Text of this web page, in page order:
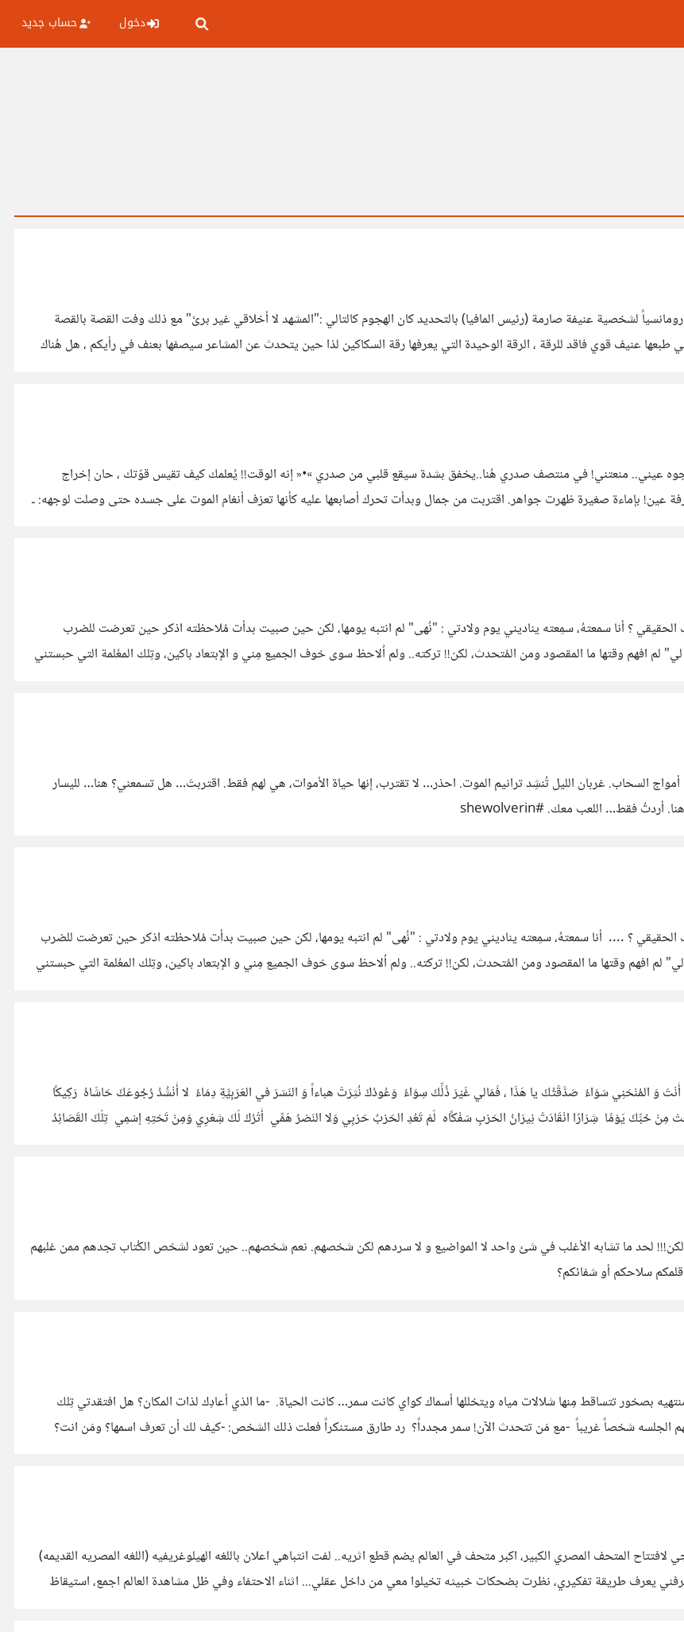
دخول حساب جديد
لشخصية عنيفة صارمة (رئيس المافيا) بالتحديد كان الهجوم كالتالي :"المشهد لا أخلاقي غير برئ" مع ذلك وفت القصة بالقصة
عنيف قوي فاقد للرقة ، الرقة الوحيدة التي يعرفها رقة السكاكين لذا حين يتحدث عن المشاعر سيصفها بعنف في رأيكم ، هل هُناك
طويل الليل ، طويل حد الغياب كلما حاولت النوم للهروب اجتاحت الوجوه عيني.. منعتني! في منتصف صدري هُنا..يخفق بشدة سيقع قلبي من صدري »•« إنه الوقت!! يُعلمك كيف تقيس قوّتك ، حان إخراج
الجانب الآخر ، فتقَّبله... من العجيب كيف تتغير شخصيات نُهى في طرفة عين! بإماءة صغيرة ظهرت جواهر. اقتربت من جمال وبدأت تحرك أصابعها عليه كأنها تعزف أنغام الموت على جسده حتى وصلت لوجهه: ـ
؟ أنا سمعتهُ، سمِعته يناديني يوم ولادتي : "نُهى" لم انتبه يومها، لكن حين صبيت بدأت مُلاحظته اذكر حين تعرضت للضرب
لم افهم وقتها ما المقصود ومن المُتحدث، لكن!! تركته.. ولم اُلاحظ سوى خوف الجميع مِني و الإبتعاد باكين، وتِلك المعُلمة التي حبستني
في ليلةٍ كعهدها، الظلام كاحل، الرياح ساكنة، وشبحُ الظلال يتحرك بين أمواج السحاب. غربان الليل تُنشِد ترانيم الموت. احذر… لا تقترب، إنها حياة الأموات، هي لهم فقط. اقتربتَ… هل تسمعني؟ هنا… لليسار
هل سمِعت صوتك يوماً ؟ لا أقصد صوتك الداخلي، ضميرك! لكن صوتك الحقيقي ؟ .... أنا سمعتهُ، سمِعته يناديني يوم ولادتي : "نُهى" لم انتبه يومها، لكن حين صبيت بدأت مُلاحظته اذكر حين تعرضت للضرب
العنيف من زملاء المرحلة قبل الإبتدائية و سمعته يُخبرني بـ:"اسنحي لي" لم افهم وقتها ما المقصود ومن المُتحدث، لكن!! تركته.. ولم اُلاحظ سوى خوف الجميع مِني و الإبتعاد باكين، وتِلك المعُلمة التي حبستني
أَنْتَ وَ المُنْحَنِي سَوَاءُ صَدَّقْتُكَ يا هَذَا ، فَمَالي غَيْرَ ذُلِّكَ سِوَاءُ وَعُودُكَ نُثِرَتْ هباءاً وَ النَسَرَ في العَرَبِيَّةِ دِمَاءُ لا أَنْشُدُ رُجُوعَكَ حَاشَاهُ رَكِيكًا
حُبِّكَ يَوْمًا شِرَارًا انْقَادَتْ نِيرَانُ الحَرْبِ سَفْكًاه لَمْ تَعُدِ الحَرْبُ حَرْبِي وَلا النَصْرُ هَمِّي أَتْرُكْ لَكَ شِعْرِي وَمِنْ تَحْتِهِ إسْمِي تِلْكَ القَصَائِدُ
لكن!!! لحد ما تشابه الأغلب في شئ واحد لا المواضيع و لا سردهم لكن شخصهم. نعم شخصهم.. حين تعود لشخص الكُتاب تجدهم ممن غلبهم
سلاحكم أو شفائكم؟
كارما الحياة 🌕🌕☕ في المقهى المُعتاد لطارق، ذاك الذي يحوذ أنفاق منتهيه بصخور تتساقط مِنها شلالات مياه ويتخللها أسماك كواي كانت سمر… كانت الحياة. -ما الذي أعادِك لذات المكان؟ هل افتقدتي تِلك
الجلسه شخصاً غريباً -مع مَن تتحدث الآن! سمر مجدداً؟ رد طارق مستنكراً فعلت ذلك الشخص: -كيف لك أن تعرف اسمها؟ ومَن انت؟
المتحف المصري الكبير، اكبر متحف في العالم يضم قطع اثريه.. لفت انتباهي اعلان باللغه الهيلوغريفيه (اللغه المصريه القديمه)
: نحن اسياد العالم... نحن الشعب المصري ولأن من يعرفني يعرف طريقة تفكيري، نظرت بضحكات خبيثه تخيلوا معي من داخل عقلي... اثناء الاحتفاء وفي ظل مشاهدة العالم اجمع، استيقاظ